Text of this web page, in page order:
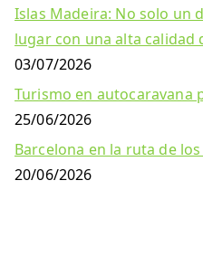
Islas Madeira: No solo un
lugar con una alta calidad
03/07/2026
Turismo en autocaravana
25/06/2026
Barcelona en la ruta de
20/06/2026